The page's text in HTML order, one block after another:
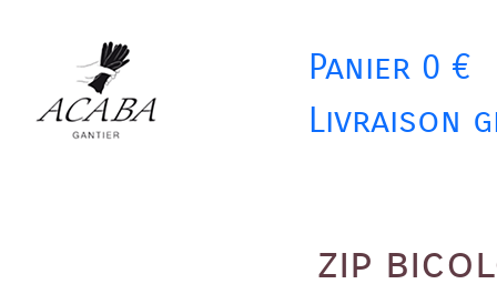
Panier 0 €
Livraison
zip